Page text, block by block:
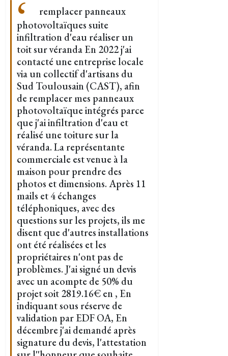
remplacer panneaux
photovoltaïques suite
infiltration d'eau réaliser un
toit sur véranda En 2022 j'ai
contacté une entreprise locale
via un collectif d'artisans du
Sud Toulousain (CAST), afin
de remplacer mes panneaux
photovoltaïque intégrés parce
que j'ai infiltration d'eau et
réalisé une toiture sur la
véranda. La représentante
commerciale est venue à la
maison pour prendre des
photos et dimensions. Après 11
mails et 4 échanges
téléphoniques, avec des
questions sur les projets, ils me
disent que d'autres installations
ont été réalisées et les
propriétaires n'ont pas de
problèmes. J'ai signé un devis
avec un acompte de 50% du
projet soit 2819.16€ en , En
indiquant sous réserve de
validation par EDF OA, En
décembre j'ai demandé après
signature du devis, l'attestation